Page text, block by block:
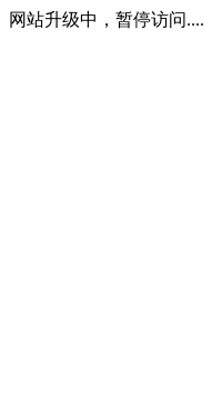
网站升级中，暂停访问....